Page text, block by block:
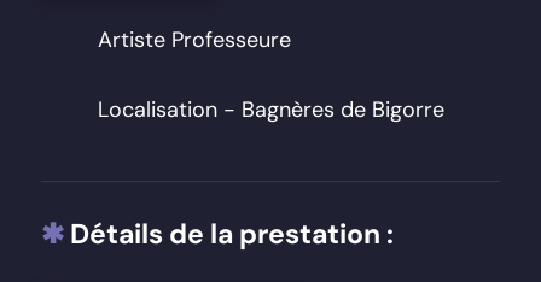
Artiste Professeure
Localisation - Bagnères de Bigorre
✱Détails de la prestation :